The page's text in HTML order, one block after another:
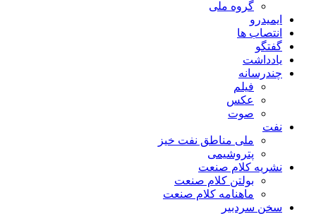
گروه ملی
ایمیدرو
انتصاب ها
گفتگو
یادداشت
چندرسانه
فیلم
عکس
صوت
نفت
ملی مناطق نفت خیز
پتروشیمی
نشریه کلام صنعت
بولتن کلام صنعت
ماهنامه کلام صنعت
سخن سردبیر